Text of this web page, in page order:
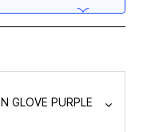
GLOVE PURPLE